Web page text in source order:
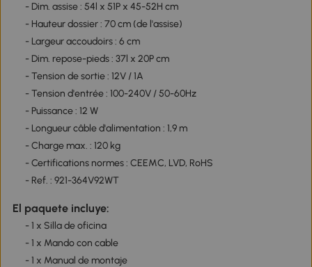
- Dim. assise : 54l x 51P x 45-52H cm
- Hauteur dossier : 70 cm (de l'assise)
- Largeur accoudoirs : 6 cm
- Dim. repose-pieds : 37l x 20P cm
- Tension de sortie : 12V / 1A
- Tension d'entrée : 100-240V / 50-60Hz
- Puissance : 12 W
- Longueur câble d'alimentation : 1,9 m
- Charge max. : 120 kg
- Certifications normes : CEEMC, LVD, RoHS
- Ref. : 921-364V92WT
El paquete incluye:
- 1 x Silla de oficina
- 1 x Mando con cable
- 1 x Manual de montaje